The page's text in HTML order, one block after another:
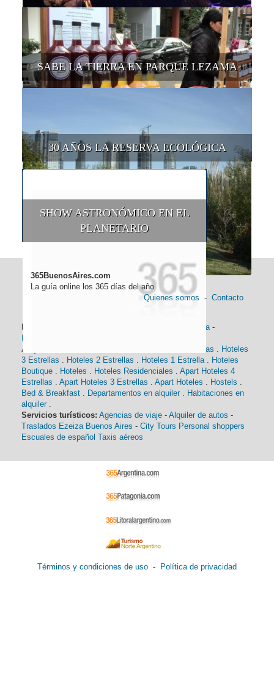
SABE LA TIERRA EN PARQUE LEZAMA
30 AÑOS LA RESERVA ECOLÓGICA
SHOW ASTRONÓMICO EN EL
PLANETARIO
365BuenosAires.com
La guía online los 365 días del año
Quienes somos - Contacto
Historia-
Alojamiento:
Hoteles 4 Estrellas . Hoteles
3 Estrellas . Hoteles 2 Estrellas . Hoteles 1 Estrella. Hoteles
Boutique . Hoteles . Hoteles Residenciales . Apart Hoteles 4
Estrellas . Apart Hoteles 3 Estrellas . Apart Hoteles . Hostels .
Bed & Breakfast . Departamentos en alquiler . Habitaciones en
alquiler .
Servicios turísticos: Agencias de viaje - Alquiler de autos -
Traslados Ezeiza Buenos Aires - City Tours Personal shoppers
Escuales de español Taxis aéreos
Términos y condiciones de uso - Política de privacidad